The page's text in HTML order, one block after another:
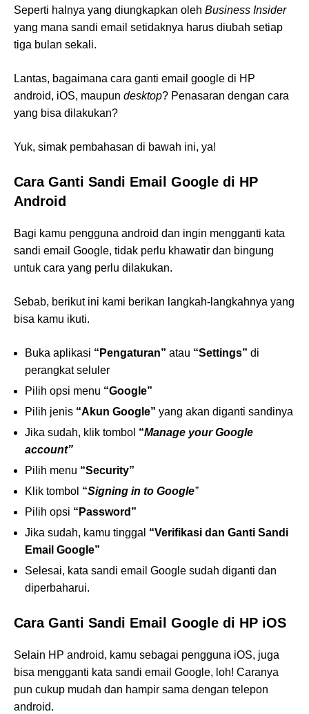
Seperti halnya yang diungkapkan oleh Business Insider
yang mana sandi email setidaknya harus diubah setiap
tiga bulan sekali.
Lantas, bagaimana cara ganti email google di HP
android, iOS, maupun desktop? Penasaran dengan cara
yang bisa dilakukan?
Yuk, simak pembahasan di bawah ini, ya!
Cara Ganti Sandi Email Google di HP
Android
Bagi kamu pengguna android dan ingin mengganti kata
sandi email Google, tidak perlu khawatir dan bingung
untuk cara yang perlu dilakukan.
Sebab, berikut ini kami berikan langkah-langkahnya yang
bisa kamu ikuti.
Buka aplikasi “Pengaturan” atau “Settings” di
perangkat seluler
Pilih opsi menu “Google”
Pilih jenis “Akun Google” yang akan diganti sandinya
Jika sudah, klik tombol “Manage your Google
account”
Pilih menu “Security”
Klik tombol “Signing in to Google”
Pilih opsi “Password”
Jika sudah, kamu tinggal “Verifikasi dan Ganti Sandi
Email Google”
Selesai, kata sandi email Google sudah diganti dan
diperbaharui.
Cara Ganti Sandi Email Google di HP iOS
Selain HP android, kamu sebagai pengguna iOS, juga
bisa mengganti kata sandi email Google, loh! Caranya
pun cukup mudah dan hampir sama dengan telepon
android.